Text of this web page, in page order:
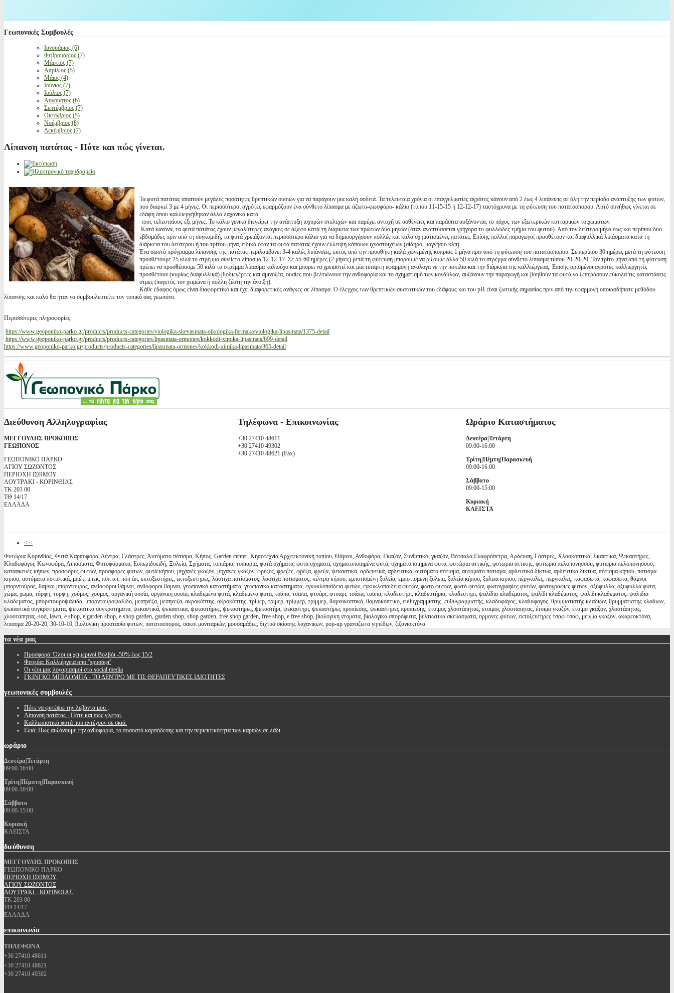
Γεωπονικές Συμβουλές
Ιανουάριος (6)
Φεβρουάριος (7)
Μάρτιος (7)
Απρίλιος (5)
Μάϊος (4)
Ιούνιος (7)
Ιούλιος (7)
Αύγουστος (6)
Σεπτέμβριος (7)
Οκτώβριος (5)
Νοέμβριος (8)
Δεκέμβριος (7)
Λίπανση πατάτας - Πότε και πώς γίνεται.
Τα φυτά πατάτας απαιτούν μεγάλες ποσότητες θρεπτικών ουσιών για να παράγουν μια καλή σοδειά. Τα τελευταία χρόνια οι επαγγελματίες αγρότες κάνουν από 2 έως 4 λιπάνσεις σε όλη την περίοδο ανάπτυξης των φυτών,
που διαρκεί 3 με 4 μήνες. Οι περισσότεροι αγρότες εφαρμόζουν ένα σύνθετο λίπασμα με άζωτο-φωσφόρο- κάλιο (τύπου 11-15-15 ή 12-12-17) ταυτόχρονα με τη φύτευση του πατατόσπορου. Αυτό συνήθως γίνεται σε
εδάφη όπου καλλιεργήθηκαν άλλα λαχανικά κατά
τους τελευταίους έξι μήνες. Το κάλιο γενικά διεγείρει την ανάπτυξη ισχυρών στελεχών και παρέχει αντοχή σε ασθένειες και παράσιτα αυξάνοντας το πάχος των εξωτερικών κυτταρικών τοιχωμάτων.
Κατά κανόνα, τα φυτά πατάτας έχουν μεγαλύτερες ανάγκες σε άζωτο κατά τη διάρκεια των πρώτων δύο μηνών (όταν αναπτύσσεται γρήγορα το φυλλώδες τμήμα του φυτού). Από τον δεύτερο μήνα έως και περίπου δύο
εβδομάδες πριν από τη συγκομιδή, τα φυτά χρειάζονται περισσότερο κάλιο για να δημιουργήσουν πολλές και καλά σχηματισμένες πατάτες. Επίσης πολλοί παραγωγοί προσθέτουν και διαφυλλικά λιπάσματα κατά τη
διάρκεια του δεύτερου ή του τρίτου μήνα, ειδικά όταν τα φυτά πατάτας έχουν έλλειψη κάποιων ιχνοστοιχείων (σίδηρο, μαγνήσιο κλπ).
Ένα σωστό πρόγραμμα λίπανσης της πατάτας περιλαμβάνει 3-4 καλές λιπάνσεις, εκτός από την προσθήκη καλά χωνεμένης κοπριάς 1 μήνα πριν από τη φύτευση του πατατόσπορου. Σε περίπου 30 ημέρες μετά τη φύτευση
προσθέτουμε 25 κιλά το στρέμμα σύνθετο λίπασμα 12-12-17. Σε 55-60 ημέρες (2 μήνες) μετά τη φύτευση μπορουμε να ρίξουμε άλλα 50 κιλά το στρέμμα σύνθετο λίπασμα τύπου 20-20-20. Τον τρίτο μήνα από τη φύτευση
πρέπει να προσθέσουμε 50 κιλά το στρέμμα λίπασμα καλιούχο και μπορει να χρειαστεί και μία τεταρτη εφαρμογή ανάλογα νε την ποκιλια και την διάρκεια της καλλιέργειας. Επισης ορισμένοι αγρότες καλλιεργητές
προσθέτουν (κυρίως διαφυλλικά) βιοδιεγέρτες και αμινοξέα, ουσίες που βελτιώνουν την ανθοφορία και το σχηματισμό των κονδύλων, αυξάνουν την παραγωγή και βοηθούν τα φυτά να ξεπεράσουν εύκολα τις καταστάσεις
στρες (παγετός τον χειμώνα ή πολλη ζέστη την άνοιξη).
Κάθε έδαφος όμως είναι διαφορετικό και έχει διαφορετικές ανάγκες σε λίπασμα. Ο έλεγχος των θρεπτικών συστατικών του εδάφους και του pH είναι ζωτικής σημασίας πριν από την εφαρμογή οποιασδήποτε μεθόδου
λίπανσης και καλό θα ήταν να συμβουλευτείτε τον τοπικό σας γεωπόνο.
Περισσότερες πληροφορίες:
https://www.geoponiko-parko.gr/products/products-categories/viologika-skevasmata-oikologika-farmaka/viologika-lipasmata/1375-detail
https://www.geoponiko-parko.gr/products/products-categories/lipasmata-ormones/kokkodi-ximika-lipasmata/699-detail
https://www.geoponiko-parko.gr/products/products-categories/lipasmata-ormones/kokkodi-ximika-lipasmata/365-detail
Διεύθυνση Αλληλογραφίας
ΜΕΓΓΟΥΛΗΣ ΠΡΟΚΟΠΗΣ
ΓΕΩΠΟΝΟΣ
ΓΕΩΠΟΝΙΚΟ ΠΑΡΚΟ
ΑΓΙΟΥ ΣΩΖΟΝΤΟΣ
ΠΕΡΙΟΧΗ ΙΣΘΜΟΥ
ΛΟΥΤΡΑΚΙ - ΚΟΡΙΝΘΙΑΣ
ΤΚ 203 00
ΤΘ 14/17
ΕΛΛΑΔΑ
Τηλέφωνα - Επικοινωνίας
+30 27410 48611
+30 27410 49302
+30 27410 48621 (Fax)
Ωράριο Καταστήματος
Δευτέρα|Τετάρτη
09:00-16:00
Τρίτη|Πέμτη|Παρασκευή
09:00-16:00
Σάββατο
09:00-15:00
Κυριακή
ΚΛΕΙΣΤΑ
< <
Φυτώρια Κορινθίας, Φυτά Καρποφόρα, Δέντρα, Γλάστρες, Αυτόματο πότισμα, Κήπος, Garden center, Κηποτεχνία Αρχιτεκτονική τοπίου, Θάμνοι, Ανθοφόρα, Γκαζόν, Συνθετικό, γκαζόν, Βότσαλα,Ελαφρόπετρα, Αρδευση, Γάστρες, Χλοοκοπτικά, Σκαπτικά, Ψεκαστήρες,
Κλαδοφάγοι, Κωνοφόρα, Λιπάσματα, Φυτοφάρμακα, Εσπεριδοειδή, Ξυλεία, Σχήματα, τοπιάρια, τοπιαρια, φυτά σχήματα, φυτα σχηματα, σχηματοποιημένα φυτά, σχηματοποιημενα φυτα, φυτώρια αττικής, φυτωρια αττικης, φυτωρια πελοπονησσου, φυτωρια πελοπονησσου,
κατασκευές κήπων, προσφορές φυτών, προσφορες φυτων, φυτά κήπου, μηχανές γκαζόν, μηχανες γκαζον, φρέζες, φρεζες, φρέζα, φρεζα, ψεκαστικά, αρδευτικά, αρδευτικα, αυτόματο πότισμα, αυτοματο ποτισμα, αρδευτικά δίκτυα, αρδευτικα δικτυα, πότισμα κήπου, ποτισμα
κηπου, αυτόματα ποτιστικά, μπέκ, μπεκ, ποπ απ, πόπ άπ, εκτοξευτήρες, εκτοξευτηρες, λάστιχα ποτίσματος, λαστιχα ποτισματος, κέντρα κήπου, εμποτισμένη ξυλεία, εμποτισμενη ξυλεια, ξυλεία κήπου, ξυλεια κηπου, πέργκολες, περγκολες, καφασωτά, καφασωτα, θάμνοι
μπορντούρας, θαμνοι μπορντουρας, ανθοφόροι θάμνοι, ανθοφοροι θαμνοι, γεωπονικά καταστήματα, γεωπονικα καταστηματα, εγκυκλοπαίδεια φυτών, εγκυκλοπαιδεια φυτών, φωτο φυτων, φωτό φυτών, φωτογραφίες φυτών, φωτογραφιες φυτων, οξύφυλλα, οξυφυλλα φυτα,
χώμα, χωμα, τύρφη, τυρφη, χούμος, χουμος, οργανική ουσία, οργανικη ουσια, κλαδεμένα φυτά, κλαδεμενα φυτα, τσάπα, τσαπα, φτυάρι, φτυαρι, τσάπα, τσαπα, κλαδευτήρι, κλαδευτήρια, κλαδευτηρι, ψαλίδια κλαδέματος, ψαλίδι κλαδέματος, ψαλιδι κλαδεματος, ψαλιδια
κλαδεματος, μπορντουροψάλιδα, μπορντουροψαλιδο, μεσηνέζα, μεσηνεζα, ακροκόπτης, ακροκόπτης, τρίμερ, τριμερ, τρίμμερ, τριμμερ, θαμνοκοπτικό, θαμνοκοπτικο, ευθυγραμμιστης, ευθυγραμμιστής, κλαδοφάγος, κλαδοφαγος, θρυμματιστής κλαδιών, θρυμματιστης κλαδιων,
ψεκαστικά συγκροτήματα, ψεκαστικα συγκροτηματα, ψεκαστικά, ψεκαστικα, ψεκαστήρες, ψεκαστηρες, ψεκαστήρι, ψεκαστηρι, ψεκαστήρες προπίεσης, ψεκαστηρες προπιεσης, έτοιμος χλοοτάπητας, ετοιμος χλοοταπητας, έτοιμο γκαζόν, ετοιμο γκαζον, χλοοτάπητας,
χλοοταπητας, sod, lawn, e shop, e garden shop, e shop garden, garden shop, shop garden, free shop garden, free shop, e free shop, βιολογικη ντοματα, βιολογικα σπορόφυτα, βελτιωτικα σκευασματα, ορμονες φυτων, εκτοξευτηρες τσαφ-τσαφ, μειγμα γκαζον, ακαρεοκτόνα,
λιπασμα 20-20-20, 30-10-10, βιολογικη προστασία φυτων, πατατοσπορος, σακοι μανιταριών, μουσαμάδες, διχτυά σκίασης λαχανικών, pop-up γραναζωτα γηπέδων, ζιζανιοκτόνα
τα νέα μας
Προσφορά: Όλοι οι χειμερινοί Βολβόι -50% έως 15/2
Φειγιόα: Καλλιέργεια απο ''χρυσάφι''
Oι νέοι μας λογαριασμοί στα social media
ΓΚΙΝΓΚΟ ΜΠΙΛΟΜΠΑ - ΤΟ ΔΕΝΤΡΟ ΜΕ ΤΙΣ ΘΕΡΑΠΕΥΤΙΚΕΣ ΙΔΙΟΤΗΤΕΣ
γεωπονικές συμβουλές
Πότε να φυτέψω την λεβάντα μου ;
Λίπανση πατάτας - Πότε και πώς γίνεται.
Καλλωπιστικά φυτά που αντέχουν σε σκιά.
Ελιά: Πως αυξάνουμε την ανθοφορία, το ποσοστό καρπόδεσης και την περιεκτικότητα των καρπών σε λάδι
ωράριο
Δευτέρα|Τετάρτη
09:00-16:00
Τρίτη|Πέμπτη|Παρασκευή
09:00-16:00
Σάββατο
09:00-15:00
Κυριακή
ΚΛΕΙΣΤΑ
διεύθυνση
ΜΕΓΓΟΥΛΗΣ ΠΡΟΚΟΠΗΣ
ΓΕΩΠΟΝΙΚΟ ΠΑΡΚΟ
ΠΕΡΙΟΧΗ ΙΣΘΜΟΥ
ΑΓΙΟΥ ΣΩΖΟΝΤΟΣ
ΛΟΥΤΡΑΚΙ - ΚΟΡΙΝΘΙΑΣ
ΤΚ 203 00
ΤΘ 14/17
ΕΛΛΑΔΑ
επικοινωνία
ΤΗΛΕΦΩΝΑ
+30 27410 48611
+30 27410 48621
+30 27410 49302